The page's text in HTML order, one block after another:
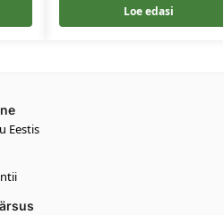
Loe edasi
Eestis